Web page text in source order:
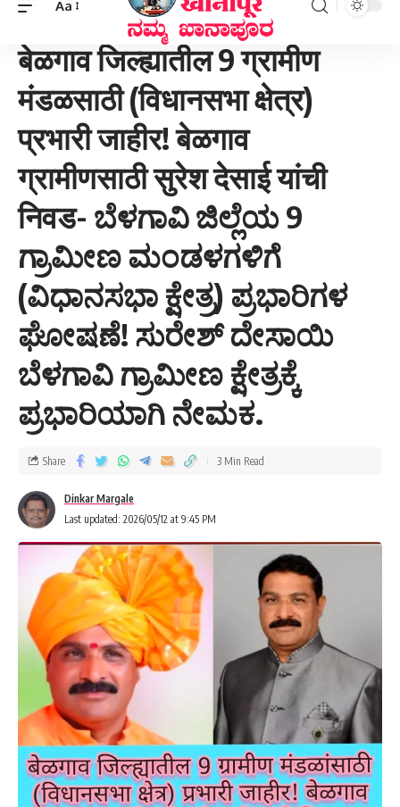
Aa
बेळगाव जिल्ह्यातील 9 ग्रामीण
मंडळसाठी (विधानसभा क्षेत्र)
प्रभारी जाहीर! बेळगाव
ग्रामीणसाठी सुरेश देसाई यांची
निवड- ಬೆಳಗಾವಿ ಜಿಲ್ಲೆಯ 9
ಗ್ರಾಮೀಣ ಮಂಡಳಗಳಿಗೆ
(ವಿಧಾನಸಭಾ ಕ್ಷೇತ್ರ) ಪ್ರಭಾರಿಗಳ
ಘೋಷಣೆ! ಸುರೇಶ್ ದೇಸಾಯಿ
ಬೆಳಗಾವಿ ಗ್ರಾಮೀಣ ಕ್ಷೇತ್ರಕ್ಕೆ
ಪ್ರಭಾರಿಯಾಗಿ ನೇಮಕ.
Last updated: 2026/05/12 at 9:45 PM
Dinkar Margale
Share 3 Min Read